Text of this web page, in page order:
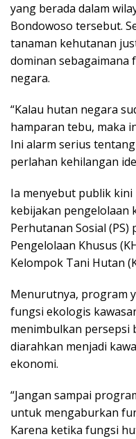
yang berada dalam
Bondowoso tersebut.
tanaman kehutanan
dominan sebagaimana
negara.
“Kalau hutan negara
hamparan tebu, maka
Ini alarm serius
perlahan kehilangan
Ia menyebut publik
kebijakan pengelolaan
Perhutanan Sosial (PS)
Pengelolaan Khusus
Kelompok Tani Hutan
Menurutnya, program
fungsi ekologis
menimbulkan persepsi
diarahkan menjadi
ekonomi.
“Jangan sampai
untuk mengaburkan
Karena ketika fungsi